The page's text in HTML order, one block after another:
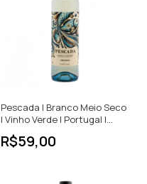
Pescada | Branco Meio Seco
| Vinho Verde | Portugal |
750ml
R$59,00